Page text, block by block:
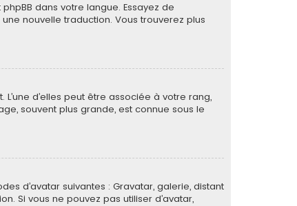
dans votre langue. Essayez de
nouvelle traduction. Vous trouverez plus
d’elles peut être associée à votre rang,
souvent plus grande, est connue sous le
d’avatar suivantes : Gravatar, galerie, distant
Si vous ne pouvez pas utiliser d’avatar,